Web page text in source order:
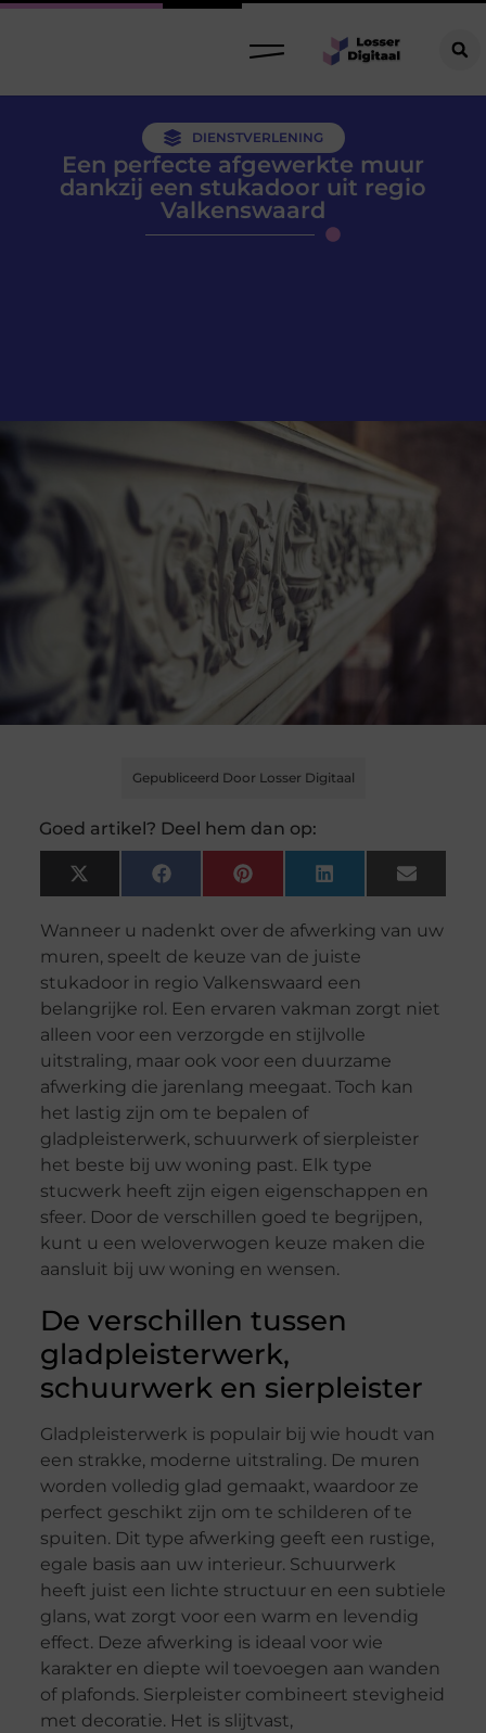
DIENSTVERLENING
Een perfecte afgewerkte muur
dankzij een stukadoor uit regio
Valkenswaard
Gepubliceerd Door Losser Digitaal
Goed artikel? Deel hem dan op:
X
(Twitter)
FacebookPinterest LinkedIn Email
Wanneer u nadenkt over de afwerking van uw
muren, speelt de keuze van de juiste
stukadoor in regio Valkenswaard een
belangrijke rol. Een ervaren vakman zorgt niet
alleen voor een verzorgde en stijlvolle
uitstraling, maar ook voor een duurzame
afwerking die jarenlang meegaat. Toch kan
het lastig zijn om te bepalen of
gladpleisterwerk, schuurwerk of sierpleister
het beste bij uw woning past. Elk type
stucwerk heeft zijn eigen eigenschappen en
sfeer. Door de verschillen goed te begrijpen,
kunt u een weloverwogen keuze maken die
aansluit bij uw woning en wensen.
De verschillen tussen
gladpleisterwerk,
schuurwerk en sierpleister
Gladpleisterwerk is populair bij wie houdt van
een strakke, moderne uitstraling. De muren
worden volledig glad gemaakt, waardoor ze
perfect geschikt zijn om te schilderen of te
spuiten. Dit type afwerking geeft een rustige,
egale basis aan uw interieur. Schuurwerk
heeft juist een lichte structuur en een subtiele
glans, wat zorgt voor een warm en levendig
effect. Deze afwerking is ideaal voor wie
karakter en diepte wil toevoegen aan wanden
of plafonds. Sierpleister combineert stevigheid
met decoratie. Het is slijtvast,